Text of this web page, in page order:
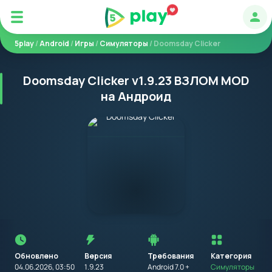
5play/Android /Игры /Симуляторы / Doomsday Clicker
Doomsday Clicker v1.9.23 ВЗЛОМ MOD
на Андроид
Обновлено
04.06.2026, 03:50
Версия
1.9.23
Требования
Android 7.0 +
установкой
приложения
на
устройство
Категория
Симуляторы